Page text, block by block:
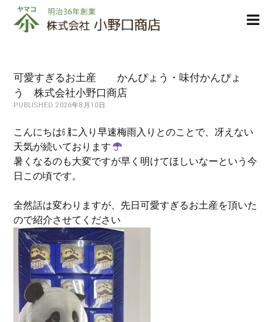
株
式
小
野
口
店
可愛すぎるお土産 かんぴょう・味付かんぴょ
う 株式会社小野口商店
PUBLISHED 2026年8月10日
こんにちは㋅に入り早速梅雨入りとのことで、冴えない
天気が続いております
暑くなるのも大変ですが早く明けてほしいなーという今
日この頃です。
全然話は変わりますが、先日可愛すぎるお土産を頂いた
ので紹介させてください